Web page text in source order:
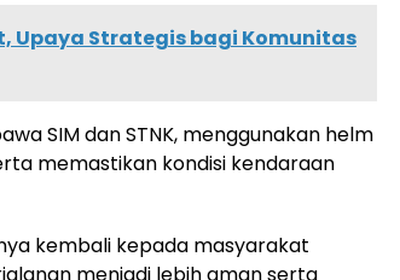
Upaya Strategis bagi Komunitas
SIM dan STNK, menggunakan helm
memastikan kondisi kendaraan
kembali kepada masyarakat